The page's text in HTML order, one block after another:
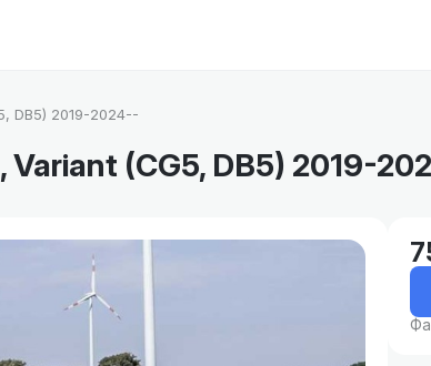
DB5) 2019-2024--
Variant (CG5, DB5) 2019-